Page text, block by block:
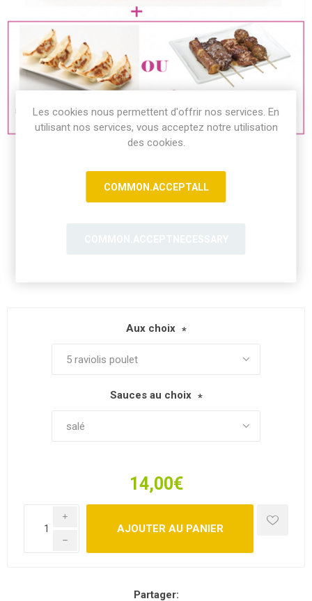
Aux choix *
Sauces au choix *
14,00€
i
h
Partager:
Les cookies nous permettent d'offrir nos services. En
utilisant nos services, vous acceptez notre utilisation
des cookies.
COMMON.ACCEPTALL